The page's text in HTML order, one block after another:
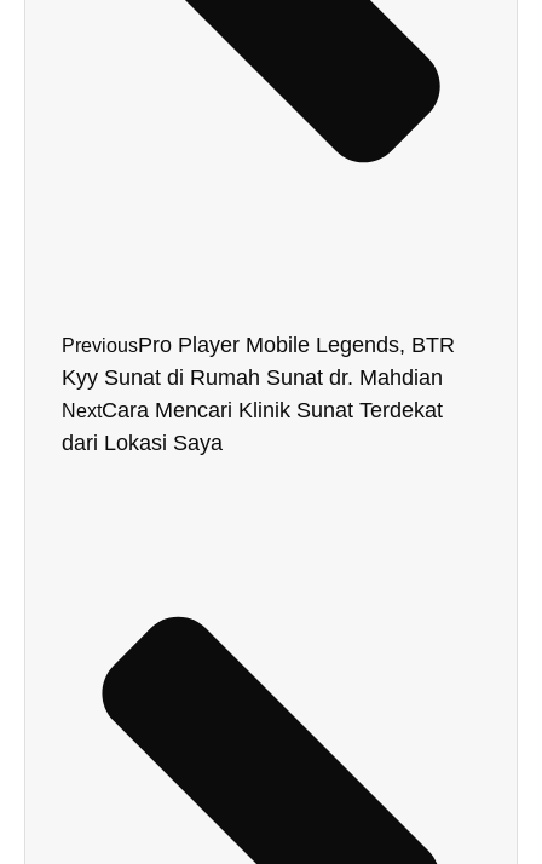
PreviousPro Player Mobile Legends, BTR
Kyy Sunat di Rumah Sunat dr. Mahdian
NextCara Mencari Klinik Sunat Terdekat
dari Lokasi Saya